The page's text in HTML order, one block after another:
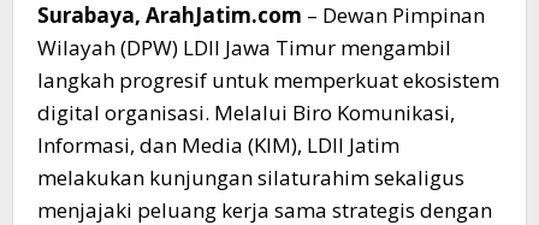
Surabaya, ArahJatim.com – Dewan Pimpinan
Wilayah (DPW) LDII Jawa Timur mengambil
langkah progresif untuk memperkuat ekosistem
digital organisasi. Melalui Biro Komunikasi,
Informasi, dan Media (KIM), LDII Jatim
melakukan kunjungan silaturahim sekaligus
menjajaki peluang kerja sama strategis dengan